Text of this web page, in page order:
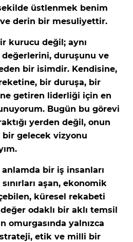
üstlenmek benim
derin bir mesuliyettir.
kurucu değil; aynı
değerlerini, duruşunu ve
eden bir isimdir. Kendisine,
bir duruşa, bir
getiren liderliği için en
Bugün bu görevi
yerden değil, onun
gelecek vizyonu
anlamda bir iş insanları
aşan, ekonomik
küresel rekabeti
odaklı bir aklı temsil
omurgasında yalnızca
etik ve milli bir